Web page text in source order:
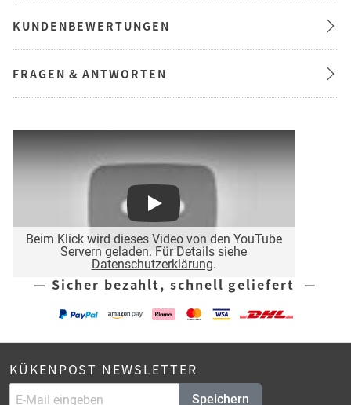
KUNDENBEWERTUNGEN
FRAGEN & ANTWORTEN
Beim Klick wird dieses Video von den YouTube
Servern geladen. Für Details siehe
Datenschutzerklärung.
Play
— Sicher bezahlt, schnell geliefert —
KÜKENPOST NEWSLETTER
Speichern